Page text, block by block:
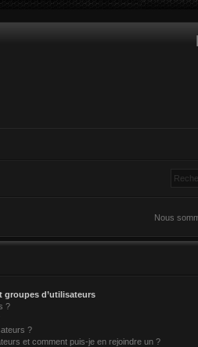
Nous
groupes d’utilisateurs
?
?
et comment puis-je en rejoindre un ?